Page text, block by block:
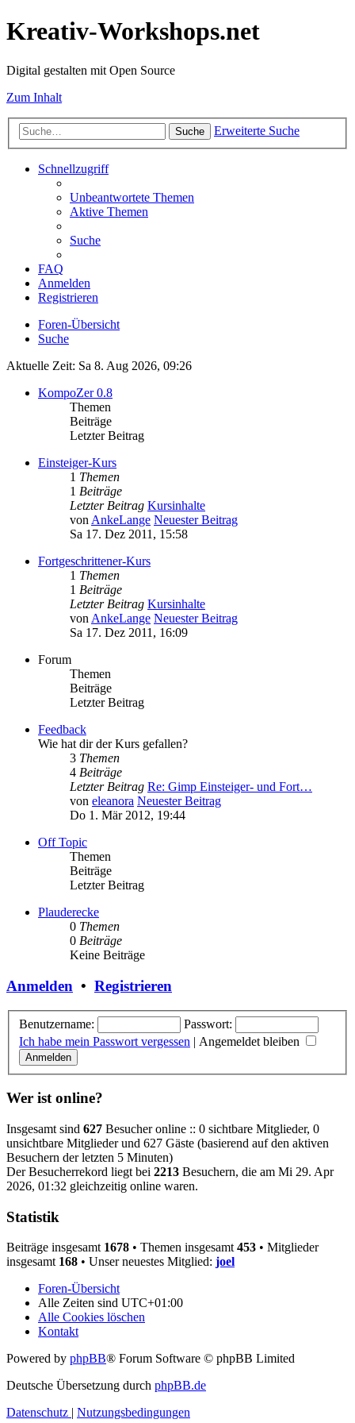
Kreativ-Workshops.net
Digital gestalten mit Open Source
Zum Inhalt
Suche Erweiterte Suche
Schnellzugriff
Unbeantwortete Themen
Aktive Themen
Suche
FAQ
Anmelden
Registrieren
Foren-Übersicht
Suche
Aktuelle Zeit: Sa 8. Aug 2026, 09:26
KompoZer 0.8
Themen
Beiträge
Letzter Beitrag
Einsteiger-Kurs
1 Themen
1 Beiträge
Letzter Beitrag Kursinhalte
vonAnkeLange Neuester Beitrag
Sa 17. Dez 2011, 15:58
Fortgeschrittener-Kurs
1 Themen
1 Beiträge
Letzter Beitrag Kursinhalte
vonAnkeLange Neuester Beitrag
Sa 17. Dez 2011, 16:09
Forum
Themen
Beiträge
Letzter Beitrag
Feedback
Wie hat dir der Kurs gefallen?
3 Themen
4 Beiträge
Letzter Beitrag Re: Gimp Einsteiger- und Fort…
von eleanora Neuester Beitrag
Do 1. Mär 2012, 19:44
Off Topic
Themen
Beiträge
Letzter Beitrag
Plauderecke
0 Themen
0 Beiträge
Keine Beiträge
Anmelden • Registrieren
Benutzername:
Passwort:
Ich habe mein Passwort vergessen | Angemeldet bleiben
Wer ist online?
Insgesamt sind 627 Besucher online :: 0 sichtbare Mitglieder, 0
unsichtbare Mitglieder und 627 Gäste (basierend auf den aktiven
Besuchern der letzten 5 Minuten)
Der Besucherrekord liegt bei 2213 Besuchern, die am Mi 29. Apr
2026, 01:32 gleichzeitig online waren.
Statistik
Beiträge insgesamt 1678 • Themen insgesamt 453 • Mitglieder
insgesamt 168 • Unser neuestes Mitglied: joel
Foren-Übersicht
Alle Zeiten sind UTC+01:00
Alle Cookies löschen
Kontakt
Powered by phpBB® Forum Software © phpBB Limited
Deutsche Übersetzung durch phpBB.de
Datenschutz | Nutzungsbedingungen